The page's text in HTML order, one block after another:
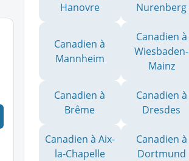
Hanovre
Nurenberg
Canadien à
Mannheim
Canadien à
Wiesbaden-
Mainz
Canadien à
Brême
Canadien à
Dresdes
Canadien à Aix-
la-Chapelle
Canadien à
Dortmund